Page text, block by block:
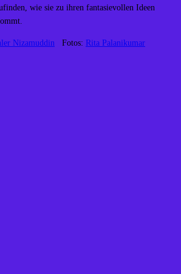
wie sie zu ihren fantasievollen Ideen
Nizamuddin Fotos: Rita Palanikumar